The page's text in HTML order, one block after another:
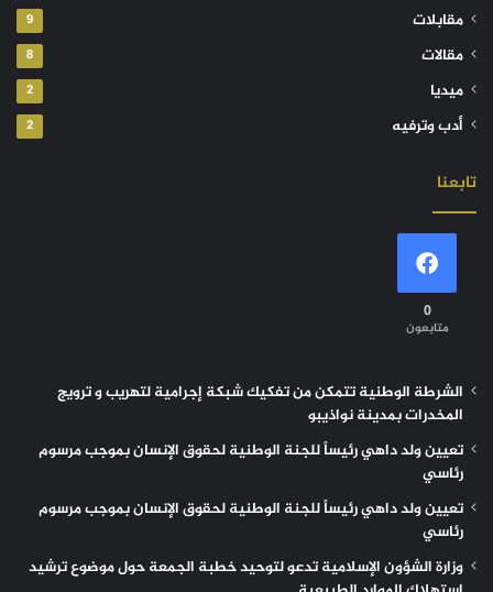
مقابلات 9
مقالات 8
ميديا 2
أدب وترفيه 2
تابعنا
0
متابعون
الشرطة الوطنية تتمكن من تفكيك شبكة إجرامية لتهريب و ترويج
المخدرات بمدينة نواذيبو
تعيين ولد داهي رئيساً للجنة الوطنية لحقوق الإنسان بموجب مرسوم
رئاسي
تعيين ولد داهي رئيساً للجنة الوطنية لحقوق الإنسان بموجب مرسوم
رئاسي
وزارة الشؤون الإسلامية تدعو لتوحيد خطبة الجمعة حول موضوع ترشيد